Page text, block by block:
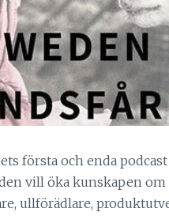
första och enda
vill öka kunskapen
ullförädlare,